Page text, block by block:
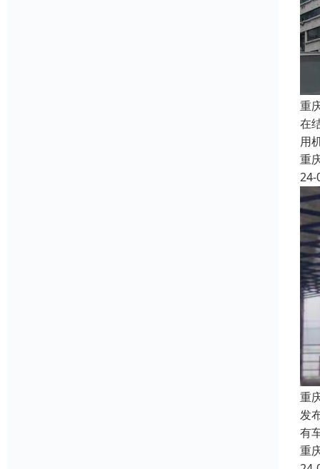
重
在
用
重
24-
重
发
有
重